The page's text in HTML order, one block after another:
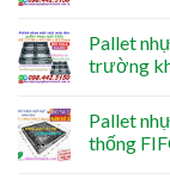
Pallet
trường
Pallet
thống